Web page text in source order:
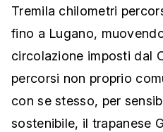
Tremila chilometri
fino a Lugano,
circolazione imposti dal
percorsi non proprio
con se stesso, per
sostenibile, il trapanese